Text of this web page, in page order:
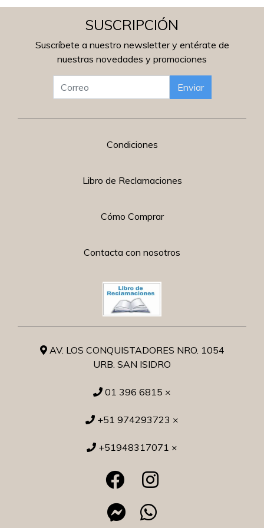
SUSCRIPCIÓN
Suscríbete a nuestro newsletter y entérate de
nuestras novedades y promociones
Enviar
Condiciones
Libro de Reclamaciones
Cómo Comprar
Contacta con nosotros
AV. LOS CONQUISTADORES NRO. 1054
URB. SAN ISIDRO
01 396 6815 ×
+51 974293723 ×
+51948317071 ×